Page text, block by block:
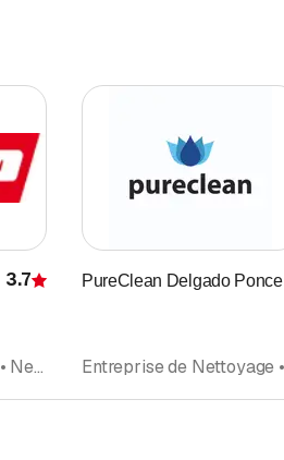
Évaluation
3.7
Facility Management • Nettoyage de bâtiments • Conciergerie, Entretien d'immeuble • Entreprise de Nettoyage • Nettoyages et entretien • Entretien de jardin • Nettoyage de façades
PureClean Delgado Ponce